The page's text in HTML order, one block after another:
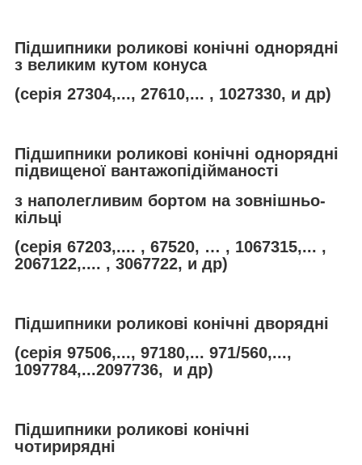
Підшипники роликові конічні однорядні
з великим кутом конуса
(серія 27304,..., 27610,... , 1027330, и др)
Підшипники роликові конічні однорядні
підвищеної вантажопідійманості
з наполегливим бортом на зовнішньо-
кільці
(серія 67203,.... , 67520, … , 1067315,... ,
2067122,.... , 3067722, и др)
Підшипники роликові конічні дворядні
(серія 97506,..., 97180,... 971/560,...,
1097784,...2097736, и др)
Підшипники роликові конічні
чотирирядні